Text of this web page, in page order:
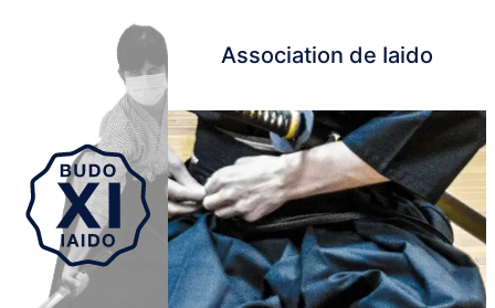
Association de Iaido